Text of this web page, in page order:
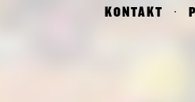
KONTAKT